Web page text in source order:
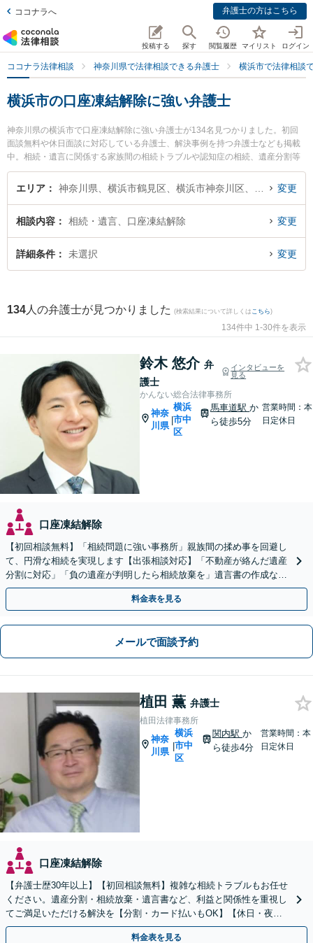
ココナラへ 弁護士の方はこちら
投稿する 探す 閲覧履歴 マイリスト ログイン
ココナラ法律相談 神奈川県で法律相談できる弁護士 横浜市で法律相談
横浜市の口座凍結解除に強い弁護士
神奈川県の横浜市で口座凍結解除に強い弁護士が134名見つかりました。初回
面談無料や休日面談に対応している弁護士、解決事例を持つ弁護士なども掲載
中。相続・遺言に関係する家族間の相続トラブルや認知症の相続、遺産分割等
の細かな分野での絞り込み検索もでき便利です。特にかんない総合法律事務所
の鈴木 悠介弁護士や植田法律事務所の植田 薫弁護士、ウイング横浜北法律事務
弁護士に相談したい』『口座凍結解除のトラブル解決の実績豊富な近くの弁護
士を検索したい』『初回相談無料で口座凍結解除を法律相談できる横浜市内の
弁護士に相談予約したい』などでお困りの相談者さんにおすすめです。
エリア 変更
相談内容 相続・遺言、口座凍結解除 変更
詳細条件 未選択 変更
134 人の弁護士が見つかりました (検索結果について詳しくは こちら)
134件中 1-30件を表示
鈴木 悠介 弁
護士
インタビューを
見る
かんない総合法律事務所
神奈
川県
|
横浜
市中
区
馬車道駅か
ら徒歩5分
営業時間：本
日定休日
口座凍結解除
【初回相談無料】「相続問題に強い事務所」親族間の揉め事を回避し
て、円滑な相続を実現します【出張相談対応】「不動産が絡んだ遺産
分割に対応」「負の遺産が判明したら相続放棄を」遺言書の作成など
生前対策もお任せ【バリアフリー】【休日・夜間相談あり】
料金表を見る
メールで面談予約
植田 薫 弁護士
植田法律事務所
神奈
川県
|
横浜
市中
区
関内駅 か
ら徒歩4分
営業時間：本
日定休日
口座凍結解除
【弁護士歴30年以上】【初回相談無料】複雑な相続トラブルもお任せ
ください。遺産分割・相続放棄・遺言書など、利益と関係性を重視し
てご満足いただける解決を【分割・カード払いもOK】【休日・夜間
面談可】【電話・メール・ビデオ面談可】【関内駅4分】
料金表を見る